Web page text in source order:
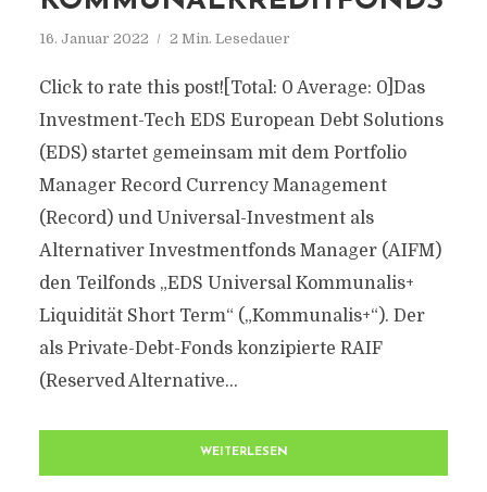
16. Januar 2022 2 Min. Lesedauer
Click to rate this post![Total: 0 Average: 0]Das
Investment-Tech EDS European Debt Solutions
(EDS) startet gemeinsam mit dem Portfolio
Manager Record Currency Management
(Record) und Universal-Investment als
Alternativer Investmentfonds Manager (AIFM)
den Teilfonds „EDS Universal Kommunalis+
Liquidität Short Term“ („Kommunalis+“). Der
als Private-Debt-Fonds konzipierte RAIF
(Reserved Alternative...
WEITERLESEN